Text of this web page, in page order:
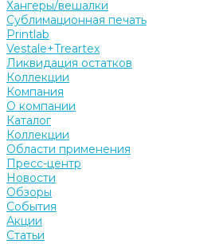
Хангеры/вешалки
Сублимационная печать
Printlab
Vestale+Treartex
Ликвидация остатков
Коллекции
Компания
О компании
Каталог
Коллекции
Области применения
Пресс-центр
Новости
Обзоры
События
Акции
Статьи